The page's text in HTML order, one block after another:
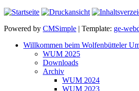
Powered by CMSimple | Template: ge-
Willkommen beim Wolfenbütteler
WUM 2025
Downloads
Archiv
WUM 2024
WUM 2023